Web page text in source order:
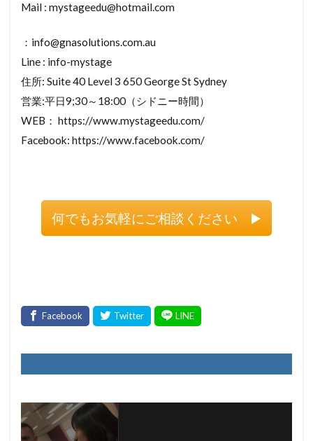
Mail : mystageedu@hotmail.com
：info@gnasolutions.com.au
Line : info-mystage
住所: Suite 40 Level 3 650 George St Sydney
営業:平日9;30～18:00（シドニー時間）
WEB： https://www.mystageedu.com/
Facebook: https://www.facebook.com/
何でもお気軽にご相談ください ▶️